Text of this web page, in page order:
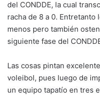
del CONDDE, la cual
racha de 8 a 0.
menos pero también
siguiente fase del
Las cosas pintan
voleibol, pues luego de
un equipo tapatío en tres